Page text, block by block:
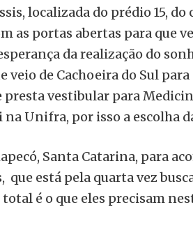
localizada do prédio 15,
as portas abertas para que
da realização do
veio de Cachoeira do Sul
presta vestibular para
Unifra, por isso a escolha
Santa Catarina, para
que está pela quarta vez
é o que eles precisam